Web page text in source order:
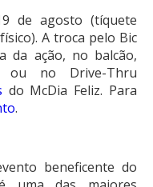
de agosto (tíquete
A troca pelo Bic
da ação, no balcão,
ou no Drive-Thru
do McDia Feliz. Para
.
beneficente do